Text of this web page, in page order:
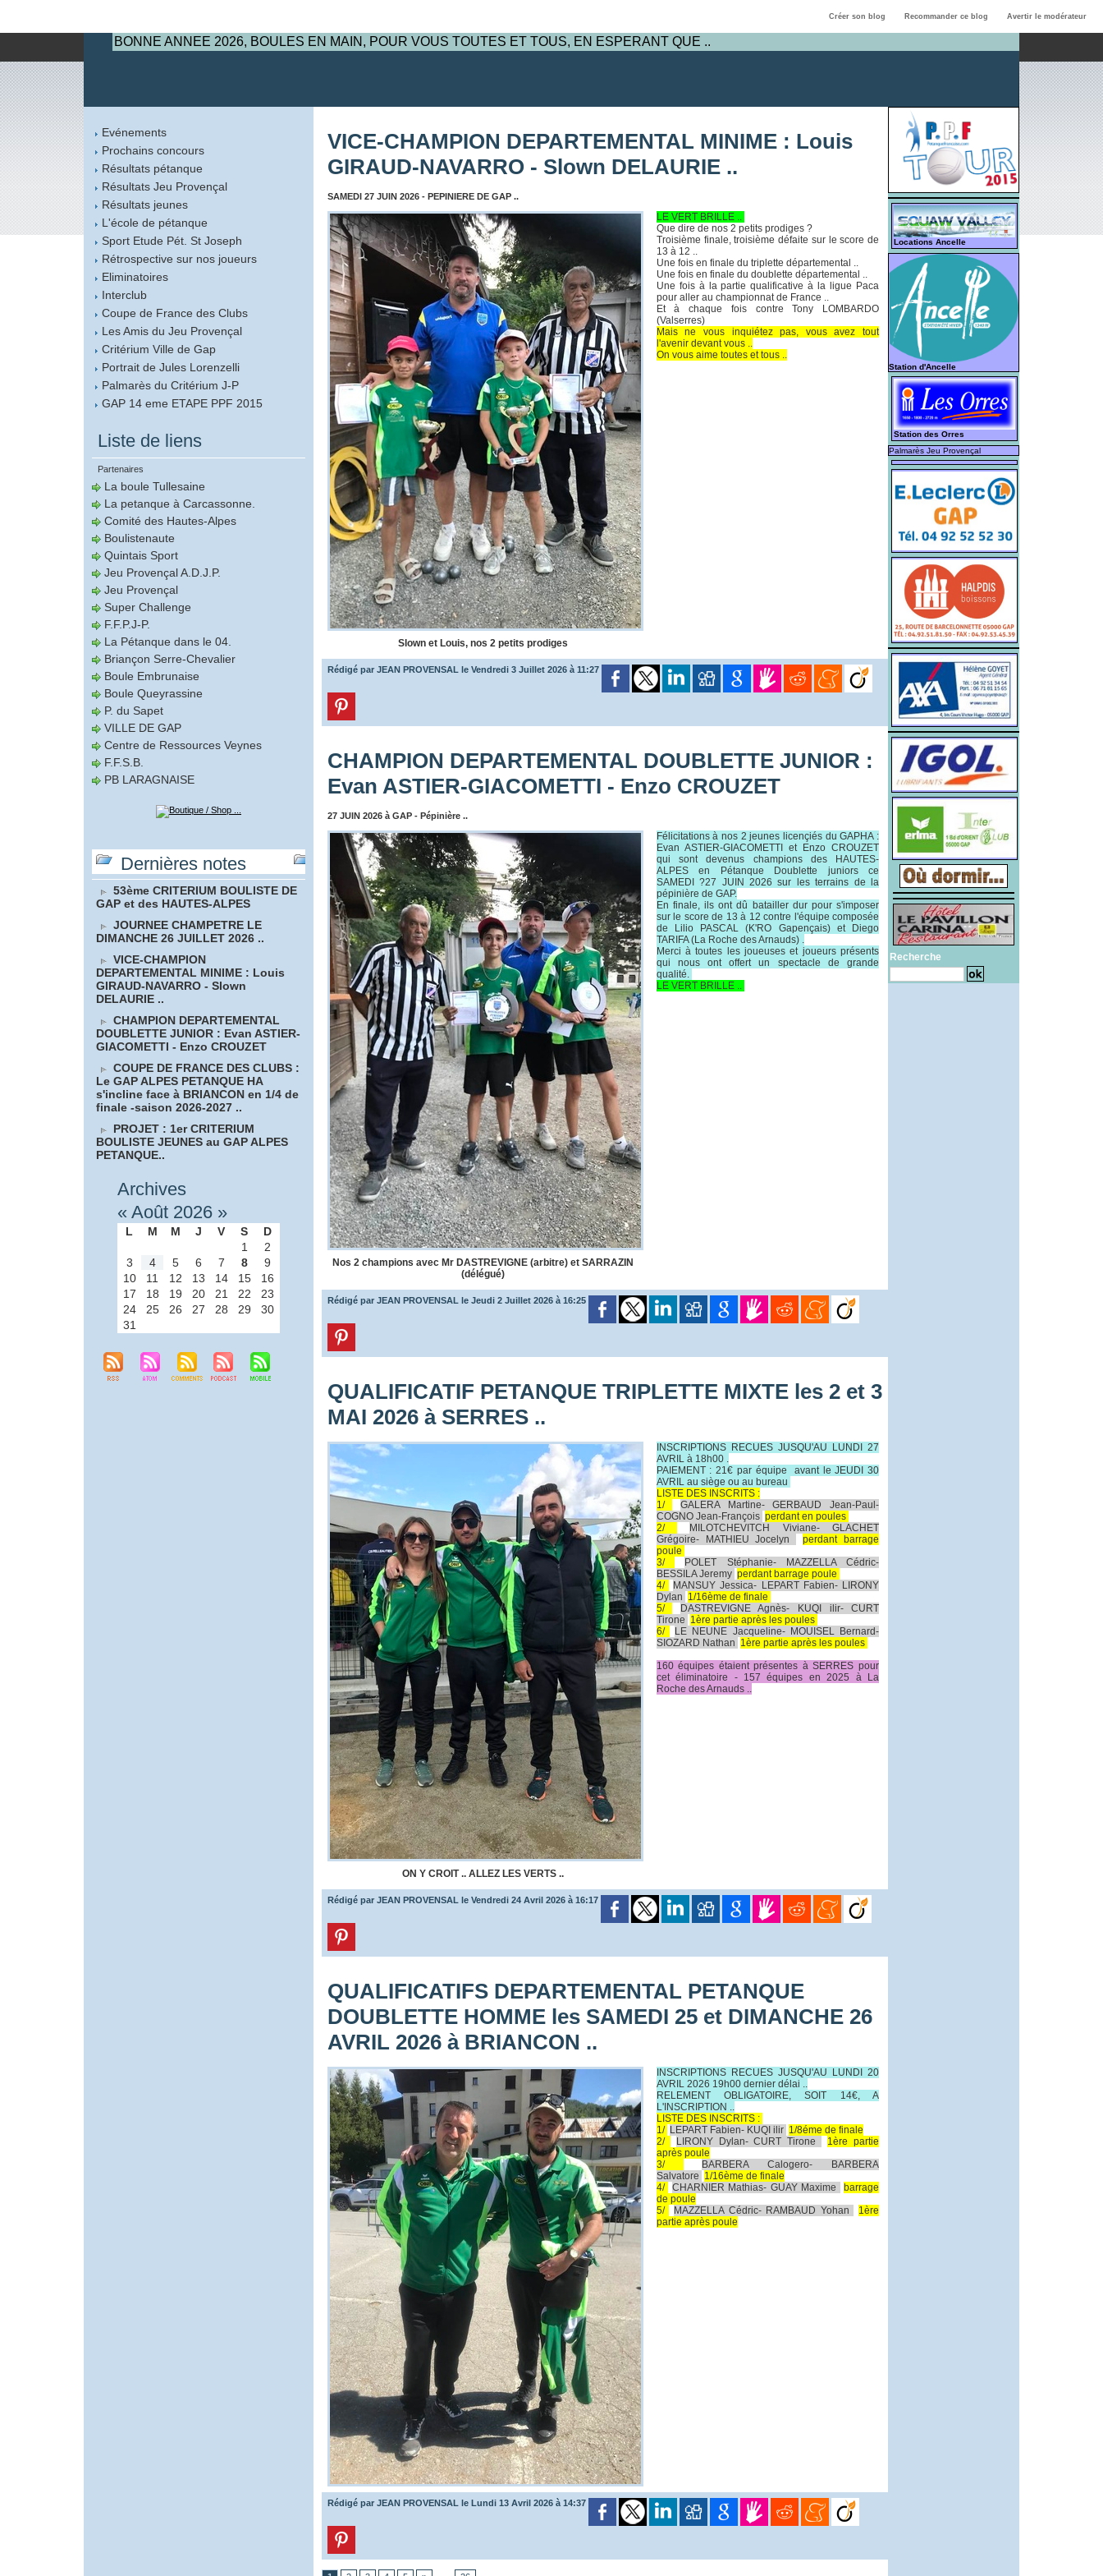
Créer son blog Recommander ce blog Avertir le modérateur
BONNE ANNEE 2026, BOULES EN MAIN, POUR VOUS TOUTES ET TOUS, EN ESPERANT QUE ..
Evénements
Prochains concours
Résultats pétanque
Résultats Jeu Provençal
Résultats jeunes
L'école de pétanque
Sport Etude Pét. St Joseph
Rétrospective sur nos joueurs
Eliminatoires
Interclub
Coupe de France des Clubs
Les Amis du Jeu Provençal
Critérium Ville de Gap
Portrait de Jules Lorenzelli
Palmarès du Critérium J-P
GAP 14 eme ETAPE PPF 2015
Liste de liens
Partenaires
La boule Tullesaine
La petanque à Carcassonne.
Comité des Hautes-Alpes
Boulistenaute
Quintais Sport
Jeu Provençal A.D.J.P.
Jeu Provençal
Super Challenge
F.F.P.J-P.
La Pétanque dans le 04.
Briançon Serre-Chevalier
Boule Embrunaise
Boule Queyrassine
P. du Sapet
VILLE DE GAP
Centre de Ressources Veynes
F.F.S.B.
PB LARAGNAISE
Dernières notes
53ème CRITERIUM BOULISTE DE
GAP et des HAUTES-ALPES
JOURNEE CHAMPETRE LE
DIMANCHE 26 JUILLET 2026 ..
VICE-CHAMPION
DEPARTEMENTAL MINIME : Louis
GIRAUD-NAVARRO - Slown
DELAURIE ..
CHAMPION DEPARTEMENTAL
DOUBLETTE JUNIOR : Evan ASTIER-
GIACOMETTI - Enzo CROUZET
COUPE DE FRANCE DES CLUBS :
Le GAP ALPES PETANQUE HA
s'incline face à BRIANCON en 1/4 de
finale -saison 2026-2027 ..
PROJET : 1er CRITERIUM
BOULISTE JEUNES au GAP ALPES
PETANQUE..
Archives
« Août 2026 »
L M M J V S
D
1
2
3
4 5 6 7 8
9
10
11 12 13 14 15
16
17
18 19 20 21 22
23
24
25 26 27 28 29
30
31
VICE-CHAMPION DEPARTEMENTAL MINIME : Louis
GIRAUD-NAVARRO - Slown DELAURIE ..
SAMEDI 27 JUIN 2026 - PEPINIERE DE GAP ..
Slown et Louis, nos 2 petits prodiges
LE VERT BRILLE ..
Que dire de nos 2 petits prodiges ?
Troisième finale, troisième défaite sur le score de
13 à 12 ..
Une fois en finale du triplette départemental ..
Une fois en finale du doublette départemental ..
Une fois à la partie qualificative à la ligue Paca
pour aller au championnat de France ..
Et à chaque fois contre Tony LOMBARDO
(Valserres)
Mais ne vous inquiétez pas, vous avez tout
l'avenir devant vous ..
On vous aime toutes et tous ..
Rédigé par JEAN PROVENSAL le Vendredi 3 Juillet 2026 à 11:27
CHAMPION DEPARTEMENTAL DOUBLETTE JUNIOR :
Evan ASTIER-GIACOMETTI - Enzo CROUZET
27 JUIN 2026 à GAP - Pépinière ..
Nos 2 champions avec Mr DASTREVIGNE (arbitre) et SARRAZIN
(délégué)
Félicitations à nos 2 jeunes licençiés du GAPHA :
Evan ASTIER-GIACOMETTI et Enzo CROUZET
qui sont devenus champions des HAUTES-
ALPES en Pétanque Doublette juniors ce
SAMEDI ?27 JUIN 2026 sur les terrains de la
pépinière de GAP.
En finale, ils ont dû batailler dur pour s'imposer
sur le score de 13 à 12 contre l'équipe composée
de Lilio PASCAL (K'RO Gapençais) et Diego
TARIFA (La Roche des Arnauds) .
Merci à toutes les joueuses et joueurs présents
qui nous ont offert un spectacle de grande
qualité.
LE VERT BRILLE ..
Rédigé par JEAN PROVENSAL le Jeudi 2 Juillet 2026 à 16:25
QUALIFICATIF PETANQUE TRIPLETTE MIXTE les 2 et 3
MAI 2026 à SERRES ..
ON Y CROIT .. ALLEZ LES VERTS ..
INSCRIPTIONS RECUES JUSQU'AU LUNDI 27
AVRIL à 18h00 .
PAIEMENT : 21€ par équipe avant le JEUDI 30
AVRIL au siège ou au bureau
LISTE DES INSCRITS :
1/
GALERA Martine- GERBAUD Jean-Paul-
COGNO Jean-François perdant en poules
2/
MILOTCHEVITCH Viviane- GLACHET
Grégoire- MATHIEU Jocelyn
perdant barrage
poule
3/
POLET Stéphanie- MAZZELLA Cédric-
BESSILA Jeremy perdant barrage poule
4/
MANSUY Jessica- LEPART Fabien- LIRONY
Dylan 1/16ème de finale
5/
DASTREVIGNE Agnès- KUQI ilir- CURT
Tirone 1ère partie après les poules
6/
LE NEUNE Jacqueline- MOUISEL Bernard-
SIOZARD Nathan 1ère partie après les poules
160 équipes étaient présentes à SERRES pour
cet éliminatoire - 157 équipes en 2025 à La
Roche des Arnauds ..
Rédigé par JEAN PROVENSAL le Vendredi 24 Avril 2026 à 16:17
QUALIFICATIFS DEPARTEMENTAL PETANQUE
DOUBLETTE HOMME les SAMEDI 25 et DIMANCHE 26
AVRIL 2026 à BRIANCON ..
INSCRIPTIONS RECUES JUSQU'AU LUNDI 20
AVRIL 2026 19h00 dernier délai ..
RELEMENT OBLIGATOIRE, SOIT 14€, A
L'INSCRIPTION ..
LISTE DES INSCRITS :
1/ LEPART Fabien- KUQI ilir 1/8éme de finale
2/
LIRONY Dylan- CURT Tirone
1ère partie
après poule
3/
BARBERA Calogero- BARBERA
Salvatore 1/16ème de finale
4/ CHARNIER Mathias- GUAY Maxime
barrage
de poule
5/
MAZZELLA Cédric- RAMBAUD Yohan
1ère
partie après poule
Rédigé par JEAN PROVENSAL le Lundi 13 Avril 2026 à 14:37
Locations Ancelle
Station d'Ancelle
Station des Orres
Palmarès Jeu Provençal
Recherche